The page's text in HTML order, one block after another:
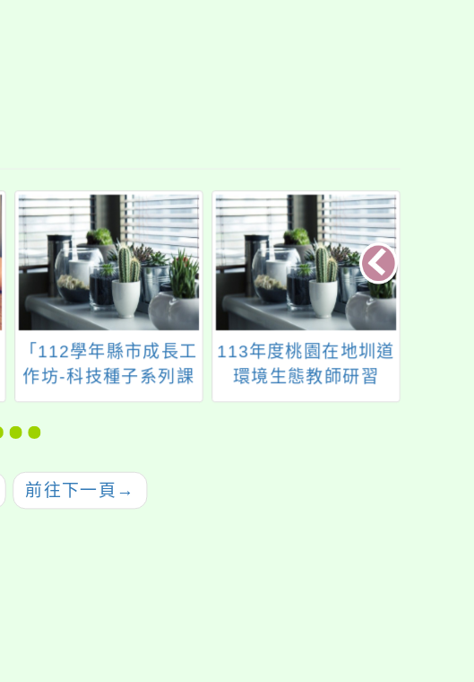
「112學年縣市成長工
作坊-科技種子系列課
程」
113年度桃園在地圳道
環境生態教師研習
前往下一頁 →